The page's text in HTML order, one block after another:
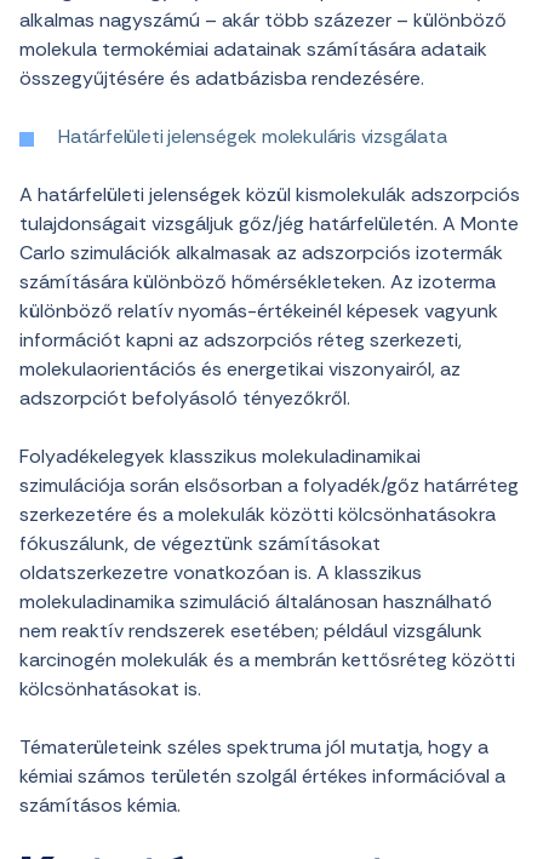
alkalmas nagyszámú – akár több százezer – különböző
molekula termokémiai adatainak számítására adataik
összegyűjtésére és adatbázisba rendezésére.
Határfelületi jelenségek molekuláris vizsgálata
A határfelületi jelenségek közül kismolekulák adszorpciós
tulajdonságait vizsgáljuk gőz/jég határfelületén. A Monte
Carlo szimulációk alkalmasak az adszorpciós izotermák
számítására különböző hőmérsékleteken. Az izoterma
különböző relatív nyomás-értékeinél képesek vagyunk
információt kapni az adszorpciós réteg szerkezeti,
molekulaorientációs és energetikai viszonyairól, az
adszorpciót befolyásoló tényezőkről.
Folyadékelegyek klasszikus molekuladinamikai
szimulációja során elsősorban a folyadék/gőz határréteg
szerkezetére és a molekulák közötti kölcsönhatásokra
fókuszálunk, de végeztünk számításokat
oldatszerkezetre vonatkozóan is. A klasszikus
molekuladinamika szimuláció általánosan használható
nem reaktív rendszerek esetében; például vizsgálunk
karcinogén molekulák és a membrán kettősréteg közötti
kölcsönhatásokat is.
Tématerületeink széles spektruma jól mutatja, hogy a
kémiai számos területén szolgál értékes információval a
számításos kémia.